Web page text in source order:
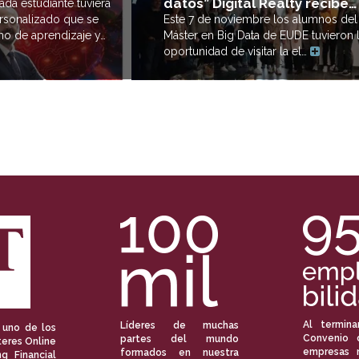
estudiante tuviera
que se
de aprendizaje y…
Este 7 de noviembre los alumnos del
Máster en Big Data de EUDE tuvieron
oportunidad de visitar la el…
uno de los
Online
Financial
Líderes de muchas
partes del mundo
formados en nuestra
Al
Convenio
empresas